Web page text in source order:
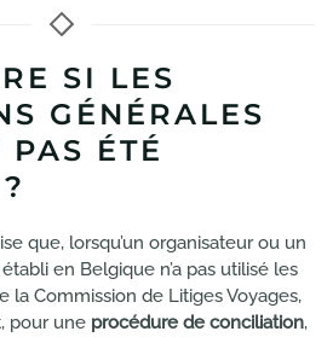
SI LES
GÉNÉRALES
PAS ÉTÉ
que, lorsqu’un organisateur ou un
en Belgique n’a pas utilisé les
la Commission de Litiges Voyages,
pour une procédure de conciliation,